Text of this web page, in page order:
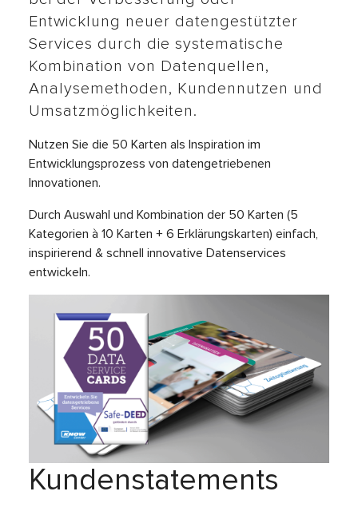
Entwicklung neuer datengestützter
Services durch die systematische
Kombination von Datenquellen,
Analysemethoden, Kundennutzen und
Umsatzmöglichkeiten.
Nutzen Sie die 50 Karten als Inspiration im
Entwicklungsprozess von datengetriebenen
Innovationen.
Durch Auswahl und Kombination der 50 Karten (5
Kategorien à 10 Karten + 6 Erklärungskarten) einfach,
inspirierend & schnell innovative Datenservices
entwickeln.
Kundenstatements